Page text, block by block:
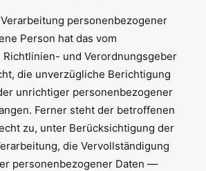
personenbezogener
Person hat das vom
Richtlinien- und Verordnungsgeber
die unverzügliche Berichtigung
unrichtiger personenbezogener
Ferner steht der betroffenen
zu, unter Berücksichtigung der
die Vervollständigung
personenbezogener Daten —